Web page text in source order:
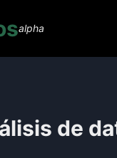
alpha
de